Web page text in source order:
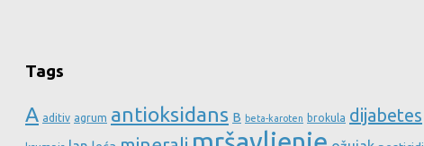
Tags
A aditiv agrum antioksidans B beta-karoten brokula dijabetes